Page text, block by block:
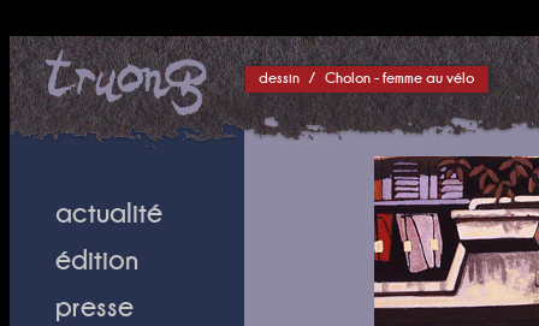
dessin / Cholon - femme au vélo
actualité
édition
presse